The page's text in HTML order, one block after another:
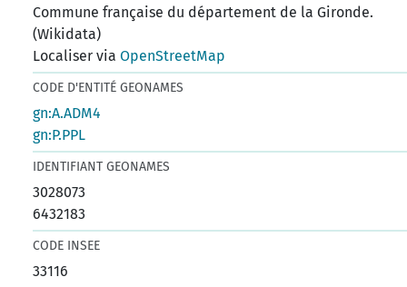
Commune française du département de la Gironde.
(Wikidata)
Localiser viaOpenStreetMap
CODE D'ENTITÉ GEONAMES
gn:A.ADM4
gn:P.PPL
IDENTIFIANT GEONAMES
3028073
6432183
CODE INSEE
33116